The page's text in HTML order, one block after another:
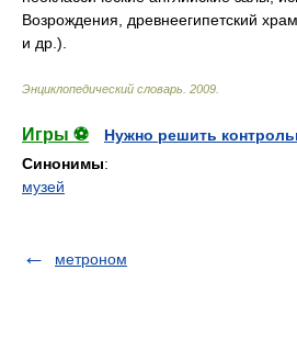
Возрождения, древнеегипетский
и др.).
Энциклопедический словарь 2009
Игры ⚽
Нужно решить
Синонимы:
музей
метроном